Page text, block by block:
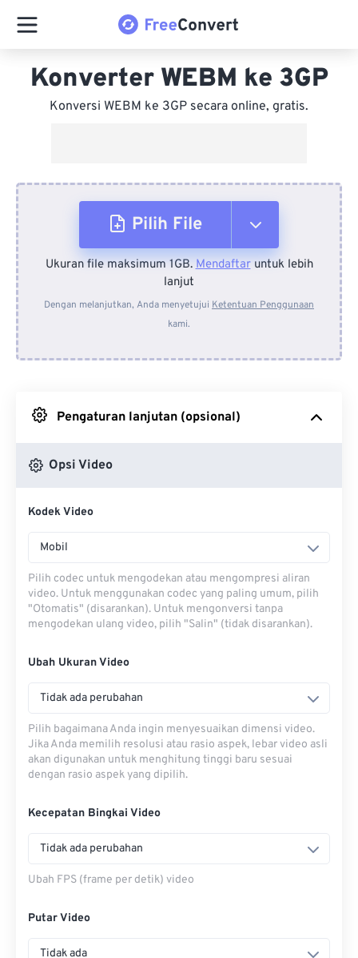
Konverter WEBM ke 3GP
Konversi WEBM ke 3GP secara online, gratis.
Pilih File
Dari Perangkat
Dari Dropbox
Ukuran file maksimum 1GB.Mendaftaruntuk lebih
lanjut
Dengan melanjutkan, Anda menyetujui Ketentuan Penggunaan
kami.
Pengaturan lanjutan (opsional)
Opsi Video
Kodek Video
Mobil
Pilih codec untuk mengodekan atau mengompresi aliran
video. Untuk menggunakan codec yang paling umum, pilih
"Otomatis" (disarankan). Untuk mengonversi tanpa
mengodekan ulang video, pilih "Salin" (tidak disarankan).
Ubah Ukuran Video
Tidak ada perubahan
Pilih bagaimana Anda ingin menyesuaikan dimensi video.
Jika Anda memilih resolusi atau rasio aspek, lebar video asli
akan digunakan untuk menghitung tinggi baru sesuai
dengan rasio aspek yang dipilih.
Kecepatan Bingkai Video
Tidak ada perubahan
Ubah FPS (frame per detik) video
Putar Video
Tidak ada